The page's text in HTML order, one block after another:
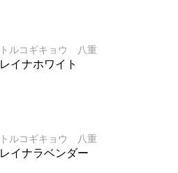
トルコギキョウ 八重
レイナホワイト
トルコギキョウ 八重
レイナラベンダー